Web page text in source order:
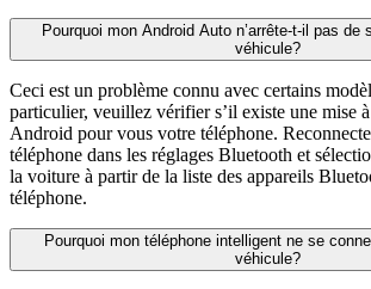
Pourquoi mon Android Auto n’arrête-t-il pas de
véhicule?
Ceci est un problème connu avec certains
particulier, veuillez vérifier s’il existe une mise
Android pour vous votre téléphone.
téléphone dans les réglages Bluetooth et
la voiture à partir de la liste des appareils
téléphone.
Pourquoi mon téléphone intelligent ne se
véhicule?